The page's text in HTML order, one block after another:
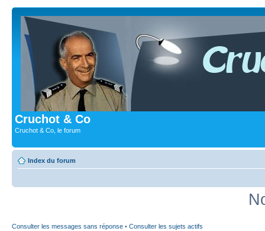
Cruchot & Co
Cruchot & Co, le forum
Index du forum
Consulter les messages sans réponse • Consulter les sujets actifs